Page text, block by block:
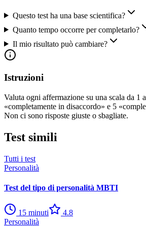
Questo test ha una base scientifica?
Quanto tempo occorre per completarlo?
Il mio risultato può cambiare?
Istruzioni
Valuta ogni affermazione su una scala da 1
«completamente in disaccordo» e 5
Non ci sono risposte giuste o sbagliate.
Test simili
Tutti i test
Personalità
Test del tipo di personalità MBTI
15 minuti
4.8
Personalità